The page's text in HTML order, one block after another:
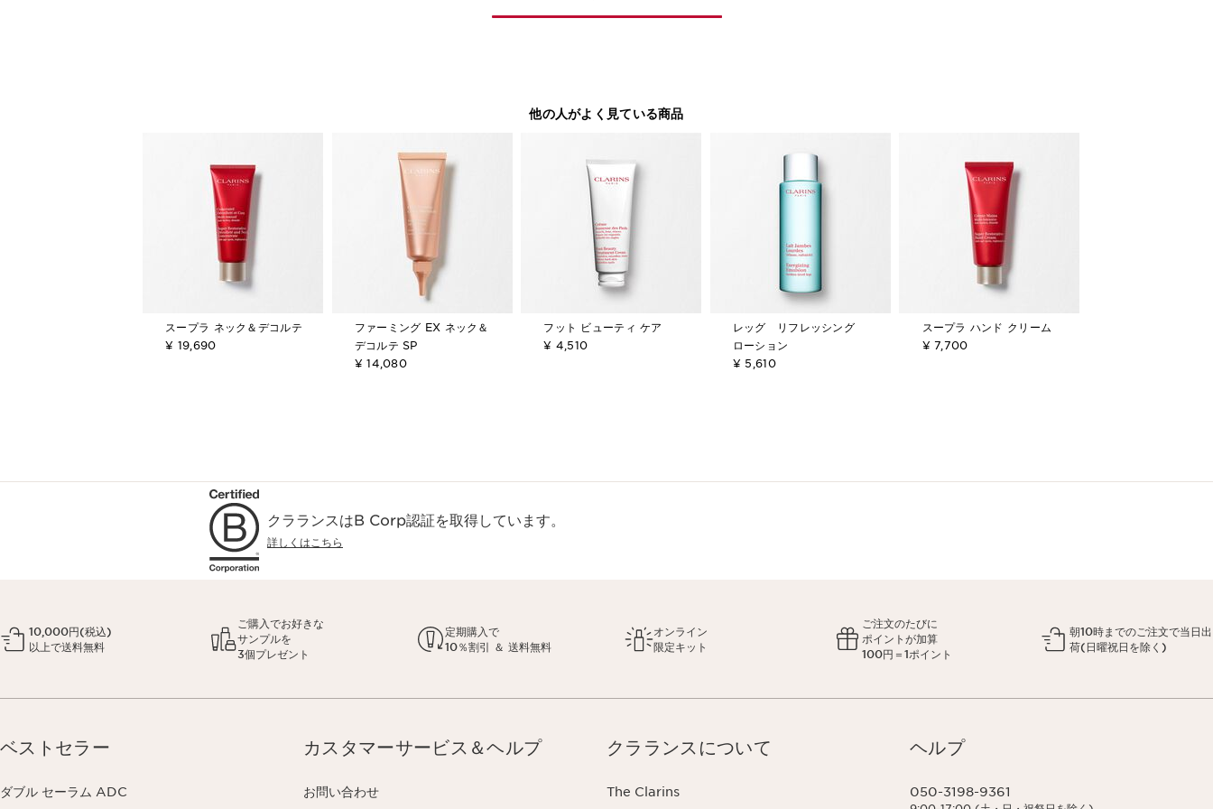
他の人がよく見ている商品
スープラ ネック＆デコルテ
¥ 19,690
ファーミング EX ネック＆
デコルテ SP
¥ 14,080
フット ビューティ ケア
¥ 4,510
レッグ リフレッシング
ローション
¥ 5,610
スープラ ハンド クリーム
¥ 7,700
クラランスはB Corp認証を取得しています。
詳しくはこちら
10,000円(税込)
以上で送料無料
ご購入でお好きな
サンプルを
3個プレゼント
定期購入で
10％割引 ＆ 送料無料
オンライン
限定キット
ご注文のたびに
ポイントが加算
100円＝1ポイント
朝10時までのご注文で当日出
荷(日曜祝日を除く)
ベストセラー
ダブル セーラム ADC
カスタマーサービス＆ヘルプ
お問い合わせ
クラランスについて
The Clarins
ヘルプ
050-3198-9361